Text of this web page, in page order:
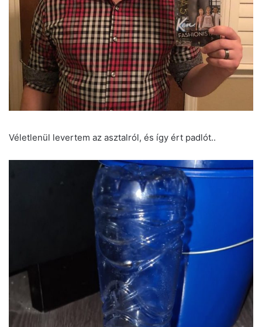
Véletlenül levertem az asztalról, és így ért padlót..